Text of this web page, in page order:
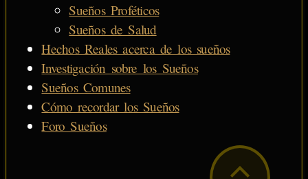
Sueños Proféticos
Sueños de Salud
Hechos Reales acerca de los sueños
Investigación sobre los Sueños
Sueños Comunes
Cómo recordar los Sueños
Foro Sueños